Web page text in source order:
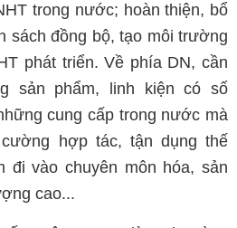
trong nước; hoàn thiện, bổ
sách đồng bộ, tạo môi trường
phát triển. Về phía DN, cần
sản phẩm, linh kiện có số
cung cấp trong nước mà
hợp tác, tận dụng thế
đi vào chuyên môn hóa, sản
cao...